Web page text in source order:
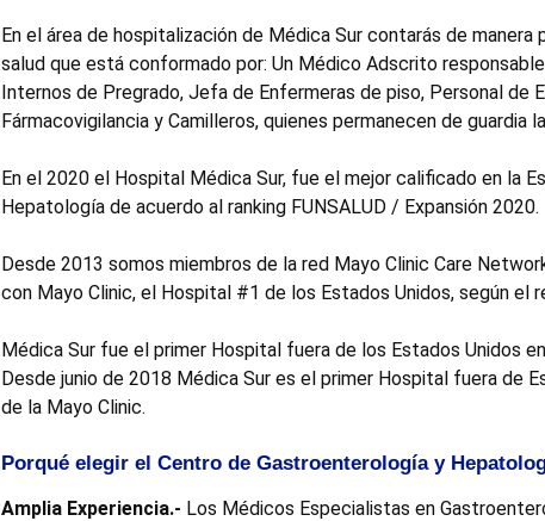
En el área de hospitalización de Médica Sur contarás de
salud que está conformado por: Un Médico Adscrito
Internos de Pregrado, Jefa de Enfermeras de piso, Personal de
Fármacovigilancia y Camilleros, quienes permanecen de guardia
En el 2020 el Hospital Médica Sur, fue el mejor calificado en la
Hepatología de acuerdo al ranking FUNSALUD / Expansión 2020.
Desde 2013 somos miembros de la red Mayo Clinic Care
con Mayo Clinic, el Hospital #1 de los Estados Unidos, según el
Médica Sur fue el primer Hospital fuera de los Estados Unidos
Desde junio de 2018 Médica Sur es el primer Hospital fuera de
de la Mayo Clinic.
Porqué elegir el Centro de Gastroenterología y
Amplia Experiencia.- Los Médicos Especialistas en